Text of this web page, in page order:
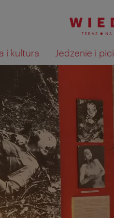
i kultura Jedzenie i